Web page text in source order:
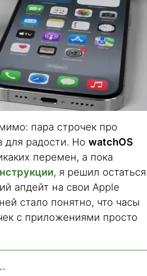
пара строчек про
для радости. Но watchOS
перемен, а пока
, я решил остаться
апдейт на свои Apple
стало понятно, что часы
с приложениями просто